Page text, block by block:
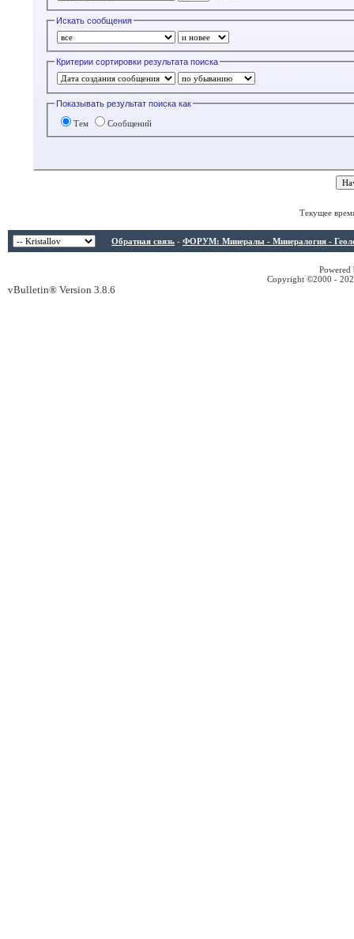
Искать сообщения
Критерии сортировки результата поиска
Показывать результат поиска как
Тем Сообщений
Текущее
Обратная связь - ФОРУМ: Минералы - Минералогия -
Copyright ©2000 -
vBulletin® Version 3.8.6